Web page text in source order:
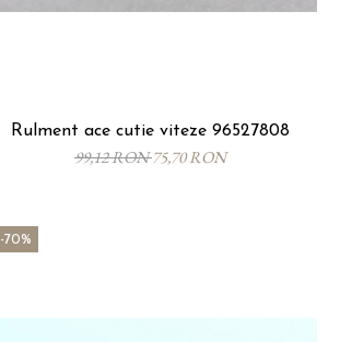
Rulment ace cutie viteze 96527808
99,12 RON75,70 RON
-70%